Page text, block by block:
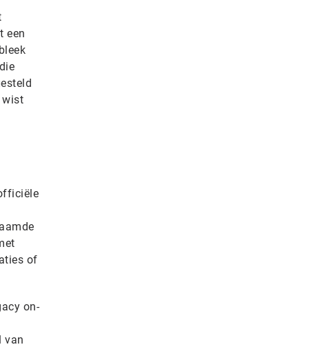
een
wist
of
on-
van